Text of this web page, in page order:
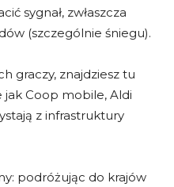
sygnał, zwłaszcza
(szczególnie śniegu).
graczy, znajdziesz tu
jak Coop mobile, Aldi
z infrastruktury
podróżując do krajów